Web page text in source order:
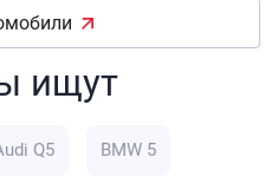
ищут
Q5 BMW 5